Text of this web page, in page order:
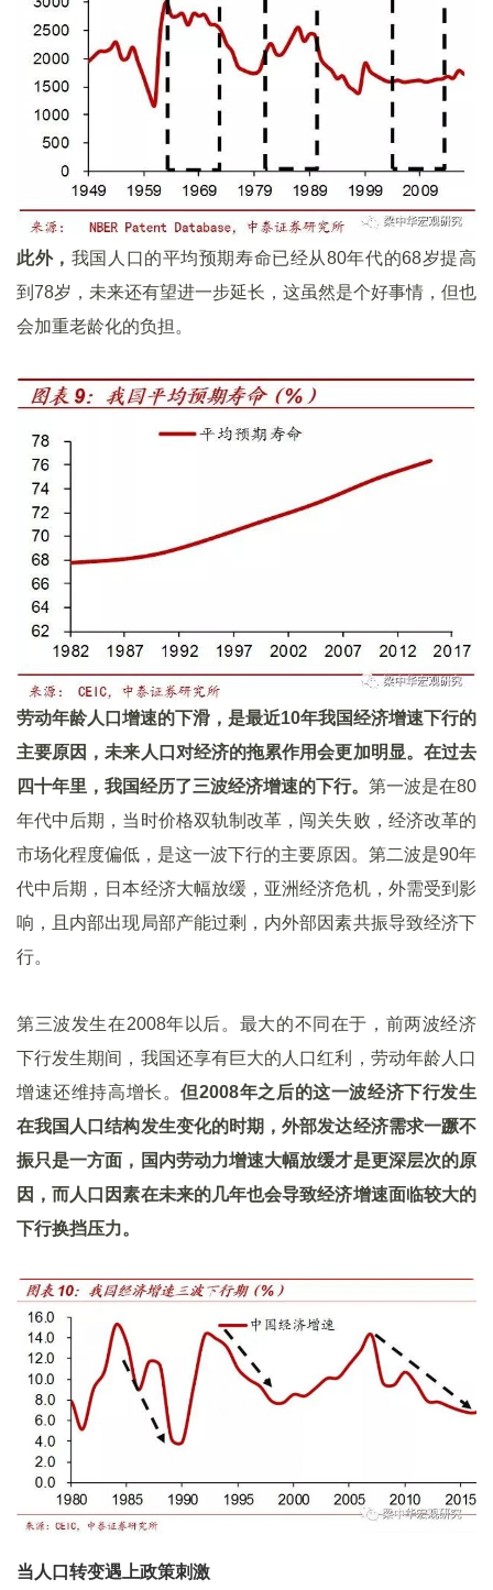
此外， 我国人口的平均预期寿命已经从80年代的68岁提高
到78岁，未来还有望进一步延长，这虽然是个好事情，但也
会加重老龄化的负担。
劳动年龄人口增速的下滑，是最近10年我国经济增速下行的
主要原因，未来人口对经济的拖累作用会更加明显。在过去
四十年里，我国经历了三波经济增速的下行。 第一波是在80
年代中后期，当时价格双轨制改革，闯关失败，经济改革的
市场化程度偏低，是这一波下行的主要原因。第二波是90年
代中后期，日本经济大幅放缓，亚洲经济危机，外需受到影
响，且内部出现局部产能过剩，内外部因素共振导致经济下
行。
第三波发生在2008年以后。最大的不同在于，前两波经济
下行发生期间，我国还享有巨大的人口红利，劳动年龄人口
增速还维持高增长。但2008年之后的这一波经济下行发生
在我国人口结构发生变化的时期，外部发达经济需求一蹶不
振只是一方面，国内劳动力增速大幅放缓才是更深层次的原
因，而人口因素在未来的几年也会导致经济增速面临较大的
下行换挡压力。
当人口转变遇上政策刺激